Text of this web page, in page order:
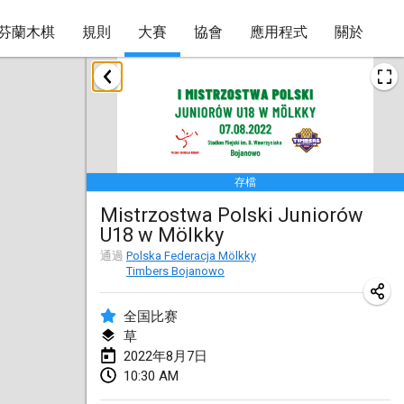
蘭木棋 規則 大賽 協會 應用程式 關於
存檔
Mistrzostwa Polski Juniorów
U18 w Mölkky
通過 Polska Federacja Mölkky
Timbers Bojanowo
全国比赛
草
2022年8月7日
10:30 AM
2022年1月
Tournoi Mixte ASPTTOM
2022年1月22日|法國
KKS Halli Duppeli
2022年1月22日|芬蘭
Mölkky Tournament - Doubles
2022年1月22日
Suomelan Mölkky-open
The Mölkky Tournament 2nd